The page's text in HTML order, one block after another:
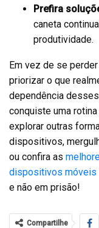
Prefira
caneta
produtividade.
Em vez de se
priorizar o que
dependência
conquiste uma
explorar outras
dispositivos,
ou confira as
dispositivos móveis
e não em prisão!
Compartilhe